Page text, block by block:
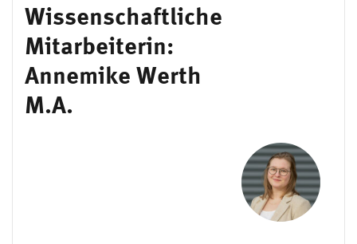
Wissenschaftliche
Mitarbeiterin:
Annemike Werth
M.A.